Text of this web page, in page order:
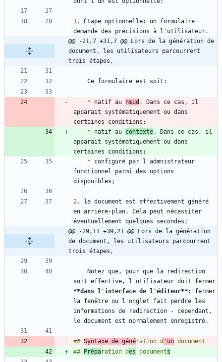
1.
Étape optionnelle: un formulaire
@@ -21,7 +31,7 @@ Lors de la génération de
document, les utilisateurs parcourrent
trois étapes,
* natif au nœud . Dans ce cas, il
apparait systématiquement ou dans
* natif au contexte. Dans ce cas, il
apparait systématiquement ou dans
* configuré par l'admnistrateur
fonctionnel parmi des options
2.
le document est effectivement généré
en arrière-plan. Cela peut nécessiter
@@ -29,11 +39,21 @@ Lors de la génération
de document, les utilisateurs parcourrent
trois étapes,
**dans l'interface de l'éditeur**: fermer
la fenêtre ou l'onglet fait perdre les
informations de redirection - cependant,
## Syntaxe de génération d 'un
## Préparation des documents